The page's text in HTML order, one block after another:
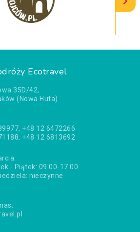
Ecotravel
35D/42,
(Nowa Huta)
+48 12 6472266
+48 12 6813692
- Piątek: 09:00-17:00
nieczynne